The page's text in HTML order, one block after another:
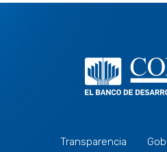
Transparencia